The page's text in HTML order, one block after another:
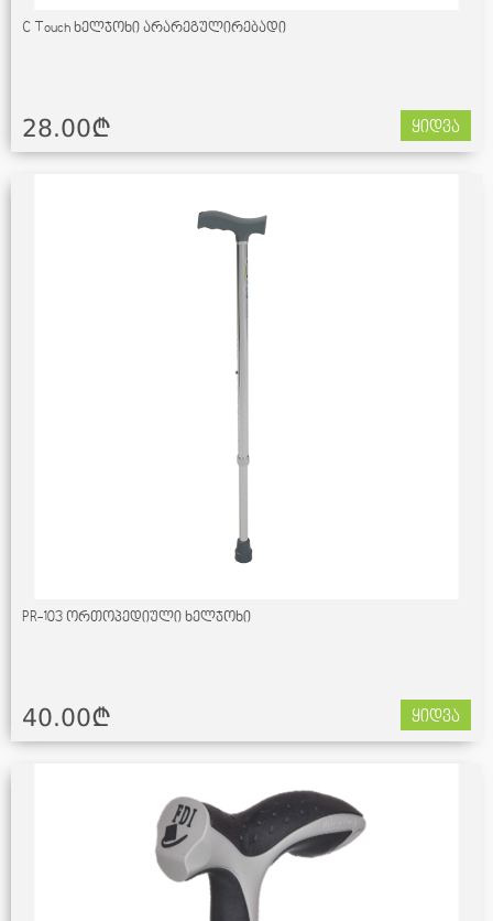
C Touch ხელჯოხი არარეგულირებადი
28.00¢ ყიდვა
PR-103 ორთოპედიული ხელჯოხი
40.00¢ ყიდვა